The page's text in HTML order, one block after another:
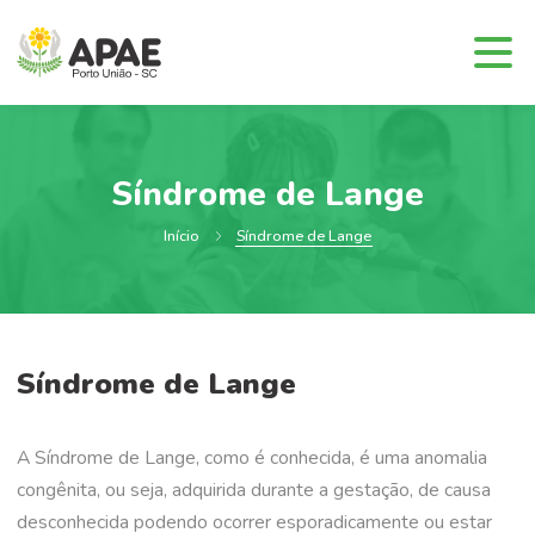
Síndrome de Lange
Início Síndrome de Lange
Síndrome de Lange
A Síndrome de Lange, como é conhecida, é uma anomalia
congênita, ou seja, adquirida durante a gestação, de causa
desconhecida podendo ocorrer esporadicamente ou estar